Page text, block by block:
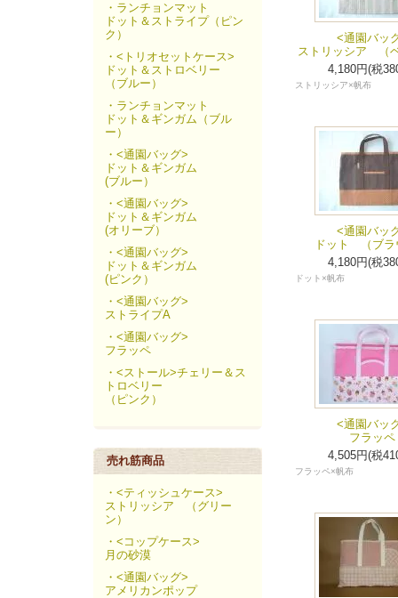
・ランチョンマット
ドット＆ストライプ（ピン
ク）
・<トリオセットケース>
ドット＆ストロベリー
（ブルー）
・ランチョンマット
ドット＆ギンガム（ブル
ー）
・<通園バッグ>
ドット＆ギンガム
(ブルー）
・<通園バッグ>
ドット＆ギンガム
(オリーブ）
・<通園バッグ>
ドット＆ギンガム
(ピンク）
・<通園バッグ>
ストライプA
・<通園バッグ>
フラッペ
・<ストール>チェリー＆ス
トロベリー
（ピンク）
売れ筋商品
・<ティッシュケース>
ストリッシア （グリー
ン）
・<コップケース>
月の砂漠
・<通園バッグ>
アメリカンポップ
<通園バッ
ストリッシア （
4,180円(税
ストリッシア×帆布
<通園バッ
ドット （ブラ
4,180円(税
ドット×帆布
<通園バッ
フラッペ
4,505円(税
フラッペ×帆布